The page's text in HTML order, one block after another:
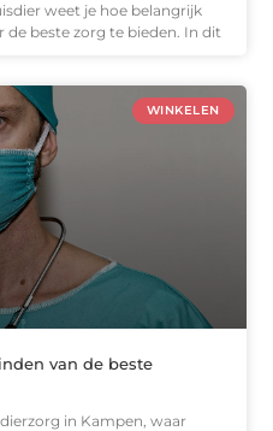
weet je hoe belangrijk
de beste zorg te bieden. In dit
WINKELEN
van de beste
in Kampen, waar